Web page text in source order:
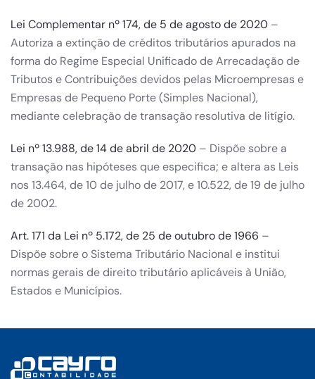
Lei Complementar nº 174, de 5 de agosto de 2020 –
Autoriza a extinção de créditos tributários apurados na
forma do Regime Especial Unificado de Arrecadação de
Tributos e Contribuições devidos pelas Microempresas e
Empresas de Pequeno Porte (Simples Nacional),
mediante celebração de transação resolutiva de litígio.
Lei nº 13.988, de 14 de abril de 2020 – Dispõe sobre a
transação nas hipóteses que especifica; e altera as Leis
nos 13.464, de 10 de julho de 2017, e 10.522, de 19 de julho
de 2002.
Art. 171 da Lei nº 5.172, de 25 de outubro de 1966 –
Dispõe sobre o Sistema Tributário Nacional e institui
normas gerais de direito tributário aplicáveis à União,
Estados e Municípios.